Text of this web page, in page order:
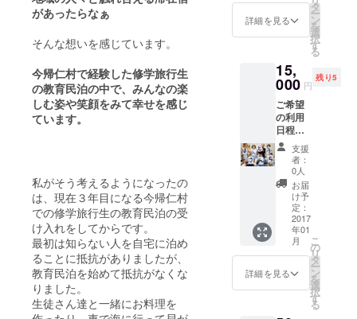
があったらなぁ
そんな想いを感じています。
今帰仁村で経験した修学旅行生
の教育民泊の中で、みんなの楽
しむ姿や笑顔をみて幸せを感じ
ています。
私がそう考えるようになったの
は、現在３年目になる今帰仁村
での修学旅行生の教育民泊の受
け入れをしてからです。
最初は知らない人を自宅に泊め
ることに抵抗がありましたが、
教育民泊を始めて抵抗がなくな
りました。
生徒さん達と一緒にお料理を
詳細を見る
タ
ー
ン
を
選
択
す
る
15,
000 円
残り5
ご希望
の利用
日程は
先着を
優先さ
せてい
ただき
ます。
支援
者：
0人
お届
け予
定：
2017
年01
月
詳細を見る
こ
の
リ
タ
ー
ン
を
選
択
す
る